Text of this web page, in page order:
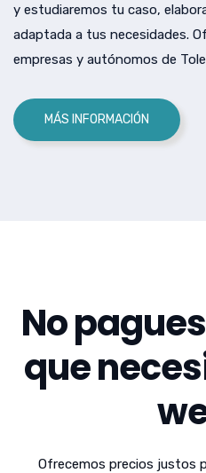
y estudiaremos tu caso,
adaptada a tus necesidades.
empresas y autónomos de
MÁS INFORMACIÓN
No
que
Ofrecemos precios justos